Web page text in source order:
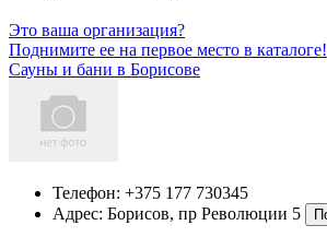
Это ваша организация?
Поднимите ее на первое место в каталоге!
Сауны и бани в Борисове
Телефон: +375 177 730345
Адрес: Борисов, пр Революции 5